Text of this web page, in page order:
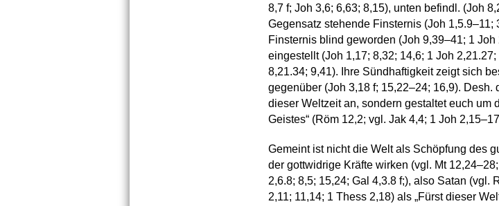
8,7 f; Joh 3,6; 6,63; 8,15), unten befindl. (Joh
Gegensatz stehende Finsternis (Joh 1,5.9–11;
Finsternis blind geworden (Joh 9,39–41; 1
eingestellt (Joh 1,17; 8,32; 14,6; 1 Joh
8,21.34; 9,41). Ihre Sündhaftigkeit zeigt sich
gegenüber (Joh 3,18 f; 15,22–24; 16,9). Desh.
dieser Weltzeit an, sondern gestaltet euch um
Geistes“ (Röm 12,2; vgl. Jak 4,4; 1 Joh
Gemeint ist nicht die Welt als Schöpfung des
der gottwidrige Kräfte wirken (vgl. Mt
2,6.8; 8,5; 15,24; Gal 4,3.8 f;), also Satan (vgl.
2,11; 11,14; 1 Thess 2,18) als „Fürst dieser